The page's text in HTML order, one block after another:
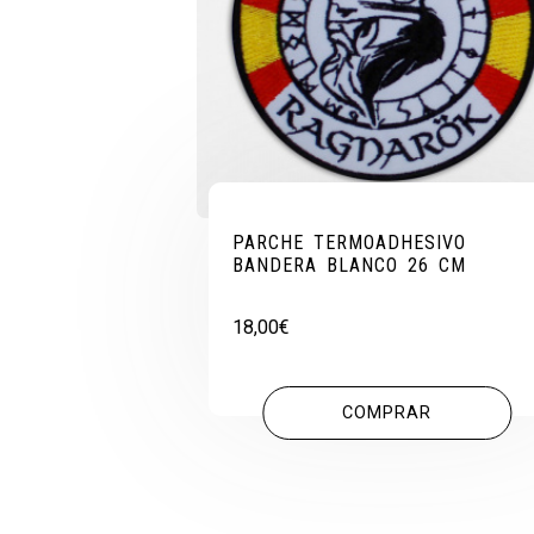
PARCHE TERMOADHESIVO
BANDERA BLANCO 26 CM
18,00€
COMPRAR